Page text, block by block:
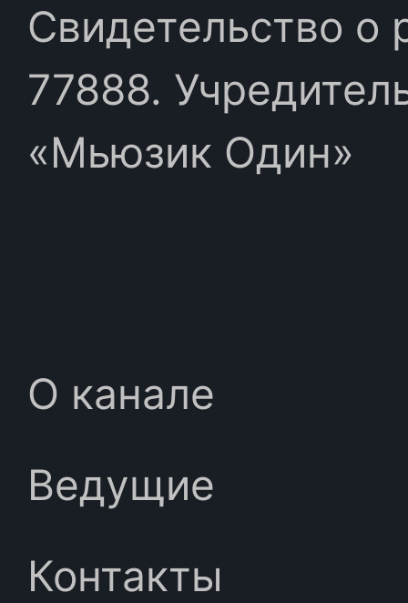
Свидетельство
77888.
«Мьюзик Один»
О канале
Ведущие
Контакты